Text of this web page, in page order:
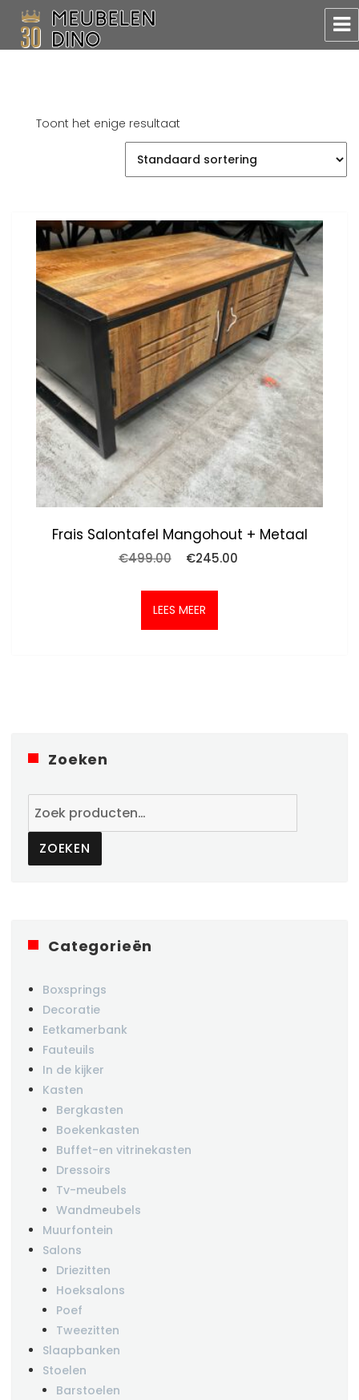
Toont het enige resultaat
Frais Salontafel Mangohout + Metaal
€499.00
Oorspronkelijke
was:
€499.00.
€245.00
LEES MEER
Zoeken
naar:
ZOEKEN
Categorieën
Boxsprings
Decoratie
Eetkamerbank
Fauteuils
In de kijker
Kasten
Bergkasten
Boekenkasten
Buffet-en vitrinekasten
Dressoirs
Tv-meubels
Wandmeubels
Muurfontein
Salons
Driezitten
Hoeksalons
Poef
Tweezitten
Slaapbanken
Stoelen
Barstoelen